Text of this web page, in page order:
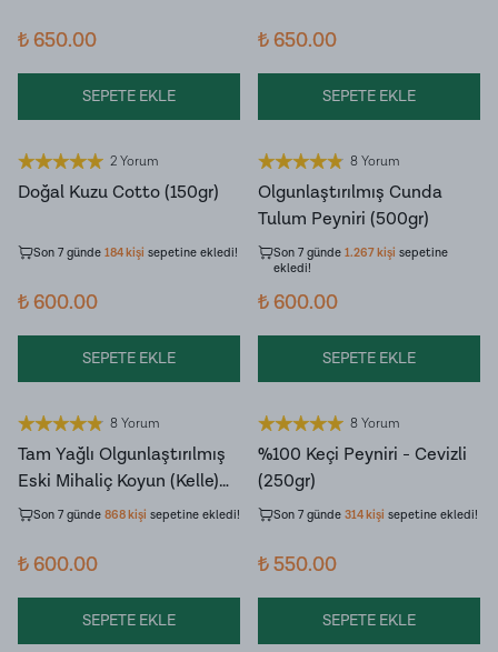
₺ 650.00
SEPETE EKLE
₺ 650.00
SEPETE EKLE
2 Yorum
Doğal Kuzu Cotto (150gr)
Son 7 günde 184kişi sepetine ekledi!
₺ 600.00
SEPETE EKLE
8 Yorum
Olgunlaştırılmış Cunda
Tulum Peyniri (500gr)
Son 7 günde 9.906kişi ürünü
inceledi!
Son 7 günde 1.267kişi sepetine
ekledi!
₺ 600.00
SEPETE EKLE
8 Yorum
Tam Yağlı Olgunlaştırılmış
Eski Mihaliç Koyun (Kelle)
Peyniri (500gr)
Son 7 günde 9.539
ürünü
inceledi!
Son 7 günde 868kişi sepetine ekledi!
₺ 600.00
SEPETE EKLE
8 Yorum
%100 Keçi Peyniri - Cevizli
(250gr)
Son 7 günde
inceledi!
Son 7 günde 314kişi sepetine ekledi!
₺ 550.00
SEPETE EKLE